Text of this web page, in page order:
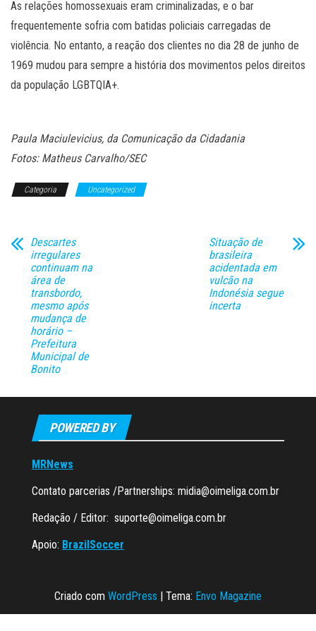
As relações homossexuais eram criminalizadas, e o bar
frequentemente sofria com batidas policiais carregadas de
violência. No entanto, a reação dos clientes no dia 28 de junho de
1969 mudou para sempre a história dos movimentos pelos direitos
da população LGBTQIA+.
Paula Maciulevicius, da Comunicação da Cidadania
Fotos: Matheus Carvalho/SEC
Categoria Uncategorized
Descartes
irregulares
continuam na
área de
transbordo,
mesmo após
mudança de
horário –
Prefeitura
Municipal de
Bonito
Situação de
brasileira
acidentada em
vulcão na
Indonésia segue
incerta
POWERED BY
MRNews
Contato parcerias /Partnerships: midia@oimeliga.com.br
Redação / Editor: suporte@oimeliga.com.br
Apoio: BrazilSoccer
Criado com WordPress Tema: Envo Magazine